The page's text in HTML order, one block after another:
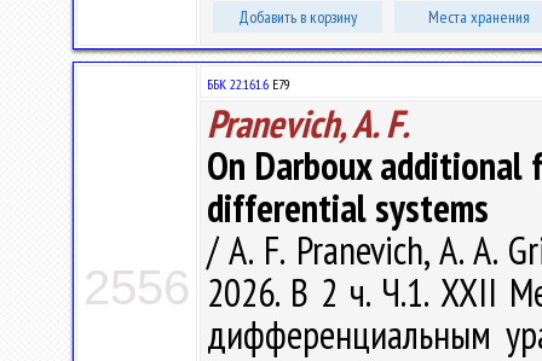
Добавить в корзину Места хранения
2556
ББК 22.161.6 Е79
Pranevich, A. F.
On Darboux
differential systems
/ A. F. Pranevich, A. A.
2026. В 2 ч. Ч.1. XXII
дифференциальным